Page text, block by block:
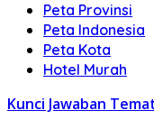
Peta Provinsi
Peta Indonesia
Peta Kota
Hotel Murah
Kunci Jawaban